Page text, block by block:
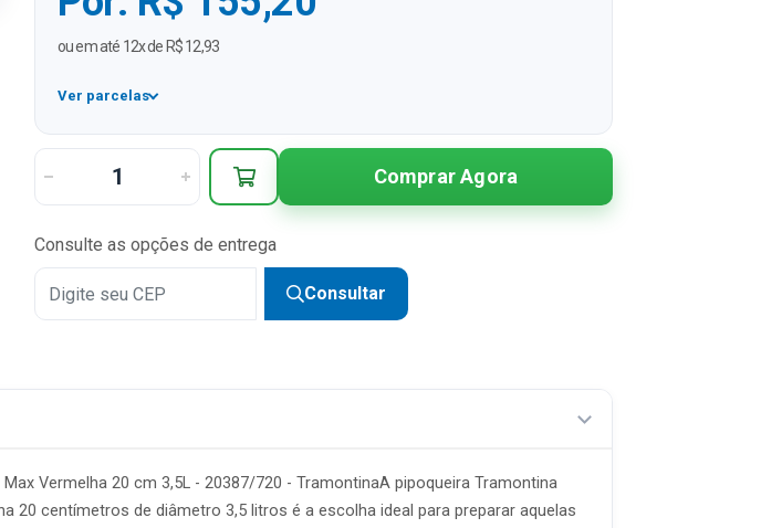
ou em até 12x de R$ 12,93
Ver parcelas
1x R$ 155,20
R$ 77,60 sem juros
R$ 51,73 sem juros
4x
5x
10x R$ 15,52 sem juros
Comprar Agora
Consulte as opções de entrega
Consultar
Vermelha 20 cm 3,5L - 20387/720 - TramontinaA pipoqueira Tramontina
20 centímetros de diâmetro 3,5 litros é a escolha ideal para preparar aquelas